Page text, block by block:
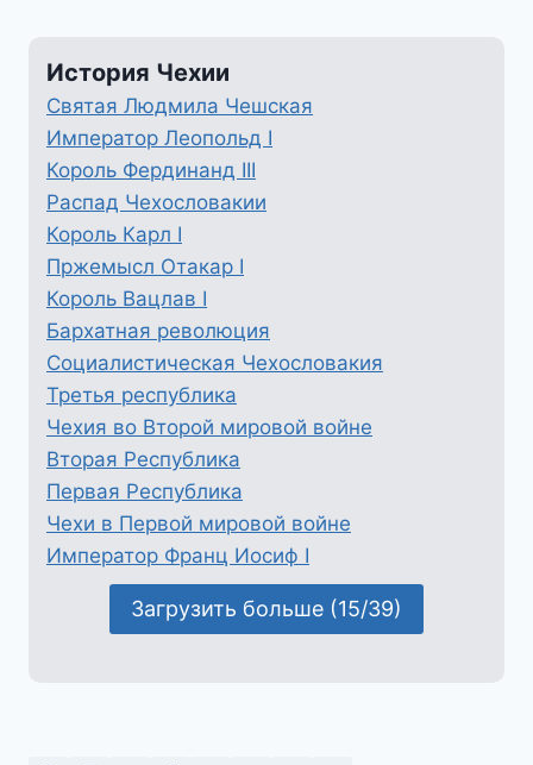
История Чехии
Святая Людмила Чешская
Император Леопольд I
Король Фердинанд III
Распад Чехословакии
Король Карл I
Пржемысл Отакар I
Король Вацлав I
Бархатная революция
Социалистическая Чехословакия
Третья республика
Чехия во Второй мировой войне
Вторая Республика
Первая Республика
Чехи в Первой мировой войне
Император Франц Иосиф I
Загрузить больше (15/39)